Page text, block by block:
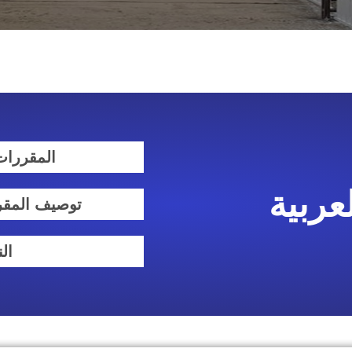
توصيف